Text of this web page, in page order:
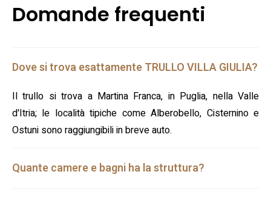
Domande frequenti
Dove si trova esattamente TRULLO VILLA GIULIA?
Il trullo si trova a Martina Franca, in Puglia, nella Valle
d'Itria; le località tipiche come Alberobello, Cisternino e
Ostuni sono raggiungibili in breve auto.
Quante camere e bagni ha la struttura?